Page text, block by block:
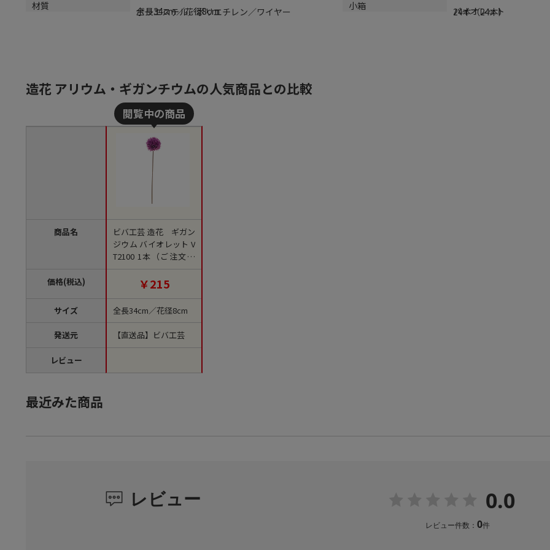
サイズ
全長34cm／花径8cm
カラー
バイオレット
材質
ポリエステル／ポリエチレン／ワイヤー
小箱
24本（24本）
造花 アリウム・ギガンチウムの人気商品との比較
商品名
価格(税込)
サイズ
発送元
レビュー
ビバ工芸 造花 ギガン
ジウム バイオレット V
T2100 1本（ご注文単
位1個）【直送品】
￥215
全長34cm／花径8cm
【直送品】ビバ工芸
最近みた商品
レビュー 0.0
レビュー件数： 0件